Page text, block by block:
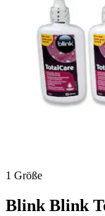
1 Größe
Blink Blink